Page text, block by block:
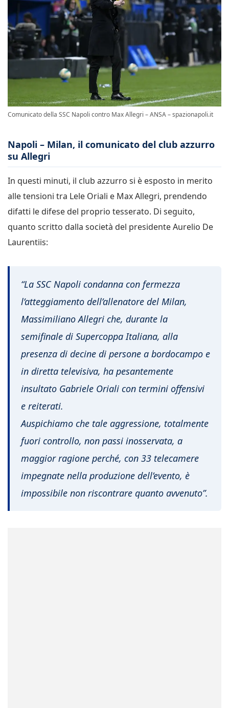
Comunicato della SSC Napoli contro Max Allegri – ANSA – spazionapoli.it
Napoli – Milan, il comunicato del club azzurro
su Allegri
In questi minuti, il club azzurro si è esposto in merito
alle tensioni tra Lele Oriali e Max Allegri, prendendo
difatti le difese del proprio tesserato. Di seguito,
quanto scritto dalla società del presidente Aurelio De
Laurentiis:
“La SSC Napoli condanna con fermezza
l’atteggiamento dell’allenatore del Milan,
Massimiliano Allegri che, durante la
semifinale di Supercoppa Italiana, alla
presenza di decine di persone a bordocampo e
in diretta televisiva, ha pesantemente
insultato Gabriele Oriali con termini offensivi
e reiterati.
Auspichiamo che tale aggressione, totalmente
fuori controllo, non passi inosservata, a
maggior ragione perché, con 33 telecamere
impegnate nella produzione dell’evento, è
impossibile non riscontrare quanto avvenuto”.